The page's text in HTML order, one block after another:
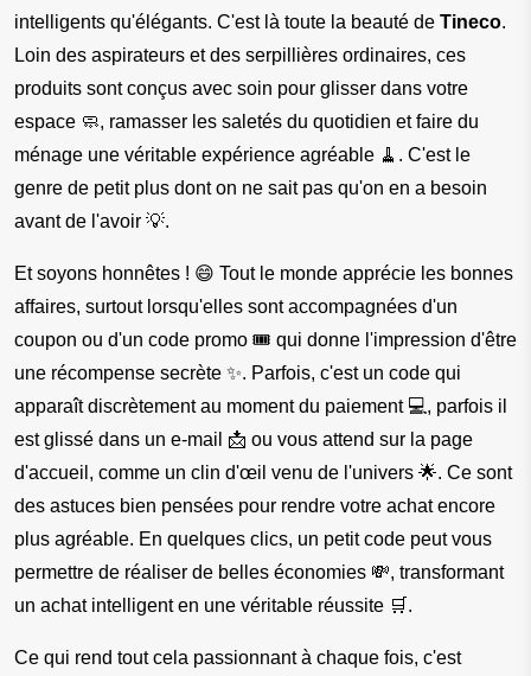
intelligents qu'élégants. C'est là toute la beauté de Tineco.
Loin des aspirateurs et des serpillières ordinaires, ces
produits sont conçus avec soin pour glisser dans votre
espace 🧼, ramasser les saletés du quotidien et faire du
ménage une véritable expérience agréable 🧹. C'est le
genre de petit plus dont on ne sait pas qu'on en a besoin
avant de l'avoir 💡.
Et soyons honnêtes ! 😄 Tout le monde apprécie les bonnes
affaires, surtout lorsqu'elles sont accompagnées d'un
coupon ou d'un code promo 🎟️ qui donne l'impression d'être
une récompense secrète ✨. Parfois, c'est un code qui
apparaît discrètement au moment du paiement 💻, parfois il
est glissé dans un e-mail 📩 ou vous attend sur la page
d'accueil, comme un clin d'œil venu de l'univers 🌟. Ce sont
des astuces bien pensées pour rendre votre achat encore
plus agréable. En quelques clics, un petit code peut vous
permettre de réaliser de belles économies 💸, transformant
un achat intelligent en une véritable réussite 🛒.
Ce qui rend tout cela passionnant à chaque fois, c'est